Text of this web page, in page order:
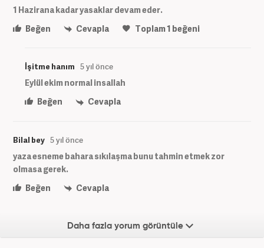
1 Hazirana kadar yasaklar devam eder.
Beğen
Cevapla Toplam1 beğeni
İşitme hanım 5 yıl önce
Eylül ekim normal insallah
Beğen
Cevapla
Bilal bey 5 yıl önce
yaza esneme bahara sıkılaşma bunu tahmin etmek zor
olmasa gerek.
Beğen
Cevapla
Daha fazla yorum görüntüle